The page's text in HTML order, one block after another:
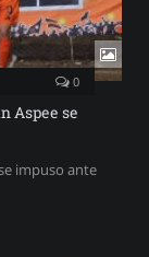
0
Aspee se
impuso ante